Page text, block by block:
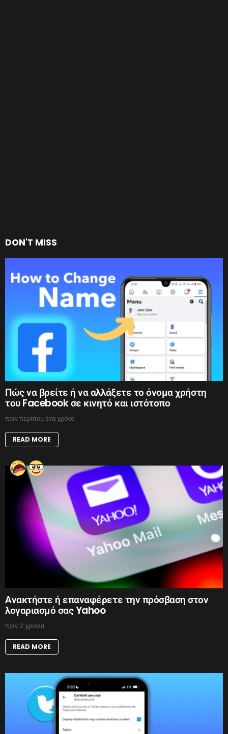
DON'T MISS
Πώς να βρείτε ή να αλλάξετε το όνομα χρήστη
του Facebook σε κινητό και ιστότοπο
πριν περίπου ένα χρόνο
READ MORE
Ανακτήστε ή επαναφέρετε την πρόσβαση στον
λογαριασμό σας Yahoo
πριν 2 χρόνια
READ MORE